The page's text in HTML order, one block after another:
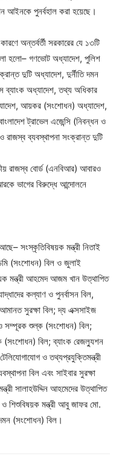
আইনকে পুনর্বহাল করা হয়েছে।
অন্তর্বর্তী সরকারের যে ১৩টি
হলো– গণভোট অধ্যাদেশ, পুলিশ
দুটি অধ্যাদেশ, দুর্নীতি দমন
ব্যাংক অধ্যাদেশ, তথ্য অধিকার
আয়কর (সংশোধন) অধ্যাদেশ,
ট্রাভেল এজেন্সি (নিবন্ধন ও
রাজস্ব ব্যবস্থাপনা সংক্রান্ত দুটি
রাজস্ব বোর্ড (এনবিআর) আবারও
ভাগের বিরুদ্ধে আন্দোলনে
সংস্কৃতিবিষয়ক মন্ত্রী নিতাই
(সংশোধন) বিল ও জুলাই
মন্ত্রী আহমেদ আজম খান উত্থাপিত
কল্যাণ ও পুনর্বাসন বিল,
সুরক্ষা বিল; দ্য এক্সসাইজ
সম্পূরক শুল্ক (সংশোধন) বিল;
(সংশোধন) বিল; ব্যাংক রেজল্যুশন
ও তথ্যপ্রযুক্তিমন্ত্রী
বিল এবং সাইবার সুরক্ষা
সালাহউদ্দিন আহমেদের উত্থাপিত
শিশুবিষয়ক মন্ত্রী আবু জাফর মো.
দমন (সংশোধন) বিল।